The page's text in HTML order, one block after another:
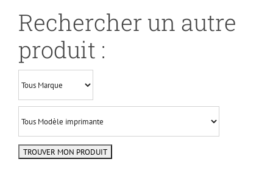
Rechercher un autre
produit :